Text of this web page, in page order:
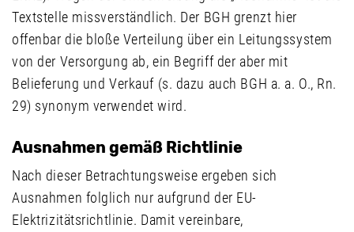
Textstelle missverständlich. Der BGH grenzt hier
offenbar die bloße Verteilung über ein Leitungssystem
von der Versorgung ab, ein Begriff der aber mit
Belieferung und Verkauf (s. dazu auch BGH a. a. O., Rn.
29) synonym verwendet wird.
Ausnahmen gemäß Richtlinie
Nach dieser Betrachtungsweise ergeben sich
Ausnahmen folglich nur aufgrund der EU-
Elektrizitätsrichtlinie. Damit vereinbare,